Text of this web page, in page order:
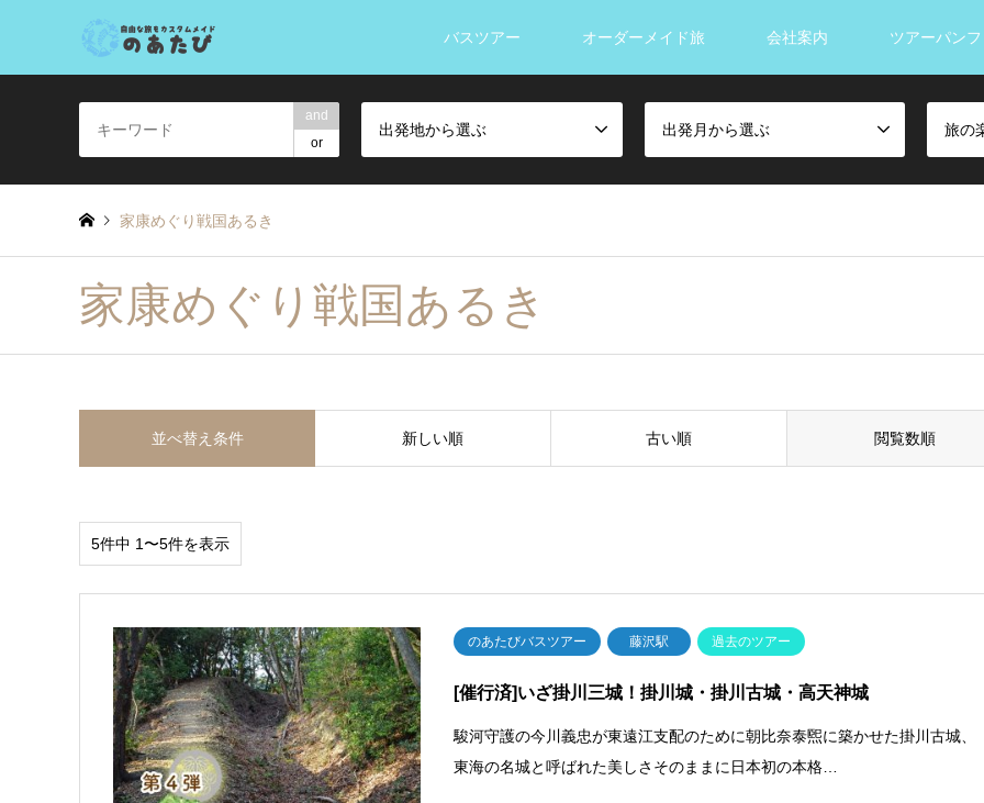
バスツアー オーダーメイド旅 会社案内 ツアーパン
and
or
出発地から選ぶ 出発月から選ぶ 旅の
家康めぐり戦国あるき
家康めぐり戦国あるき
並べ替え条件 新しい順 古い順 閲覧数順
5件中 1〜5件を表示
のあたびバスツアー 藤沢駅 過去のツアー
[催行済]いざ掛川三城！掛川城・掛川古城・高天神城
駿河守護の今川義忠が東遠江支配のために朝比奈泰煕に築かせた掛川古城、
東海の名城と呼ばれた美しさそのままに日本初の本格…